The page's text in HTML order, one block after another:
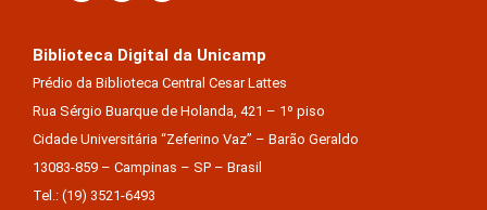
Biblioteca Digital da Unicamp
Prédio da Biblioteca Central Cesar Lattes
Rua Sérgio Buarque de Holanda, 421 – 1º piso
Cidade Universitária “Zeferino Vaz” – Barão Geraldo
13083-859 – Campinas – SP – Brasil
Tel.: (19) 3521-6493